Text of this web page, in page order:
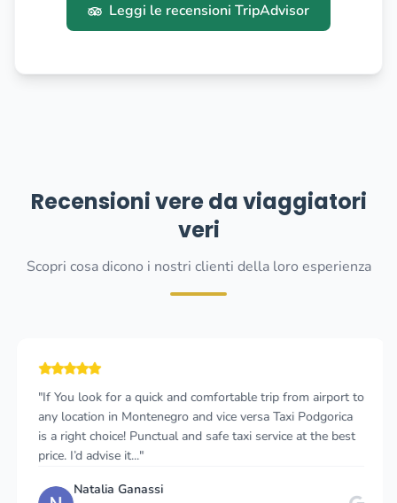
Leggi le recensioni TripAdvisor
Recensioni vere da viaggiatori
veri
Scopri cosa dicono i nostri clienti della loro esperienza
"If You look for a quick and comfortable trip from airport to
any location in Montenegro and vice versa Taxi Podgorica
is a right choice! Punctual and safe taxi service at the best
price. I’d advise it..."
Natalia Ganassi